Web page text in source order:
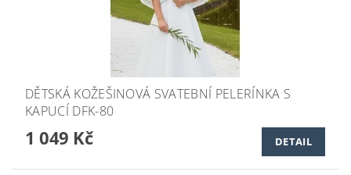
DĚTSKÁ KOŽEŠINOVÁ SVATEBNÍ PELERÍNKA S
KAPUCÍ DFK-80
1 049 Kč DETAIL